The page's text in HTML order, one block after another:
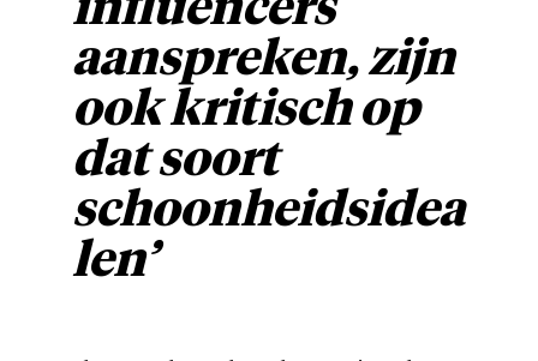
influencers
aanspreken, zijn
ook kritisch op
dat soort
schoonheidsidea
len’